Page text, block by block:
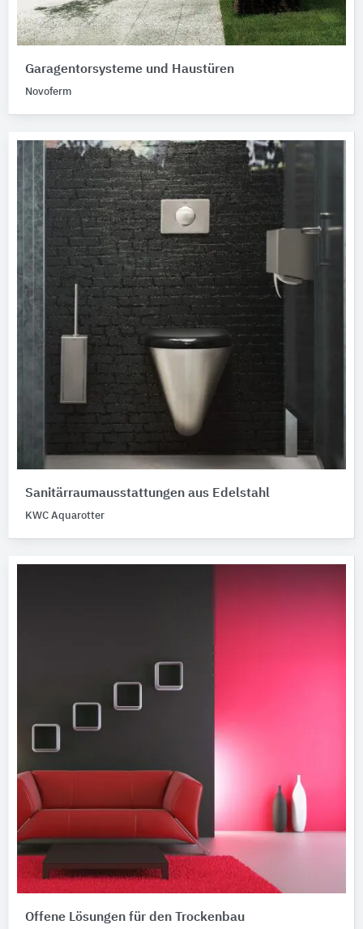
Garagentorsysteme und Haustüren
Novoferm
Sanitärraumausstattungen aus Edelstahl
KWC Aquarotter
Offene Lösungen für den Trockenbau